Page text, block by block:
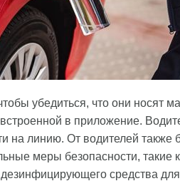
убедиться, что они носят
в приложение.
на линию. От водителей также
меры безопасности, такие
средства